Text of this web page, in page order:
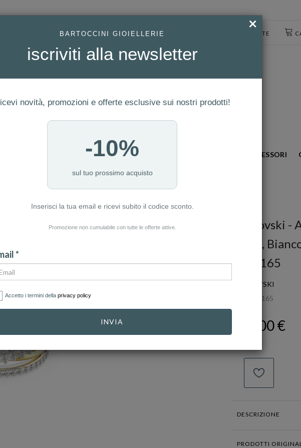
ACCESSO UTENTE
GIOIELLI MODA OROLOGI ACCESSORI
DI FINITURE REF. 5714165
Swarovski
misto,
5714165
SWAROVSKI
5714165
179,00 €
DESCRIZIONE
PRODOTTI
×
BARTOCCINI GIOIELLERIE
iscriviti alla newsletter
novità, promozioni e offerte esclusive sui nostri prodotti!
-10%
sul tuo prossimo acquisto
Inserisci la tua email e ricevi subito il codice sconto.
Promozione non cumulabile con tutte le offerte attive.
*
Accetto i termini della privacy policy
INVIA